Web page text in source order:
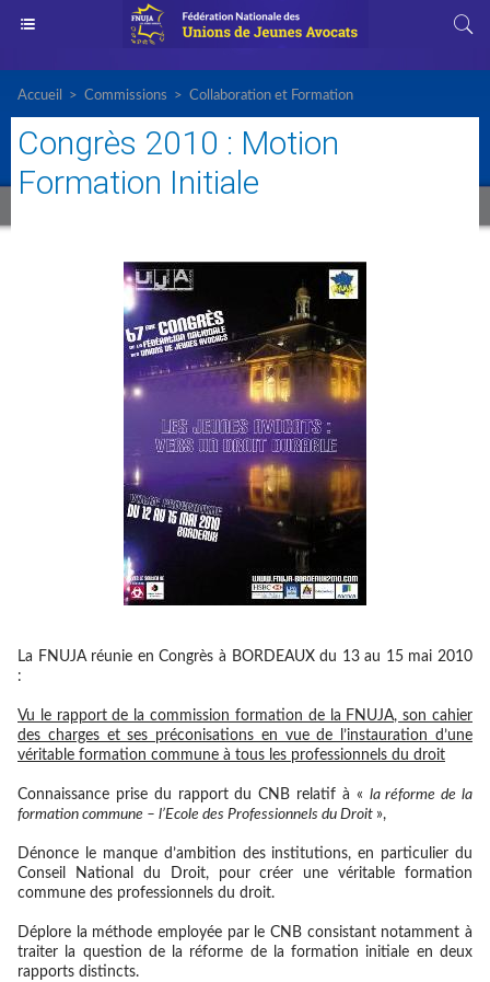
Accueil > Commissions > Collaboration et Formation
Congrès 2010 : Motion
Formation Initiale
La FNUJA réunie en Congrès à BORDEAUX du 13 au 15 mai 2010
:
Vu le rapport de la commission formation de la FNUJA, son cahier
des charges et ses préconisations en vue de l’instauration d’une
véritable formation commune à tous les professionnels du droit
Connaissance prise du rapport du CNB relatif à « la réforme de la
formation commune – l’Ecole des Professionnels du Droit »,
Dénonce le manque d’ambition des institutions, en particulier du
Conseil National du Droit, pour créer une véritable formation
commune des professionnels du droit.
Déplore la méthode employée par le CNB consistant notamment à
traiter la question de la réforme de la formation initiale en deux
rapports distincts.